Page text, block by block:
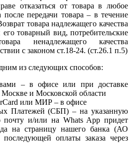
отказаться от товара в любое
передачи товара – в течение
товара надлежащего качества
товарный вид, потребительские
ненадлежащего качества
с законом ст.18-24. (ст.26.1 п.5)
из следующих способов:
– в офисе или при доставке
Москве и Московской области
или МИР – в офисе
Платежей (СБП) – на указанную
почту и/или на Whats App придет
на страницу нашего банка (АО
оплаты заказа через